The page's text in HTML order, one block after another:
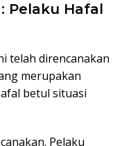
Pelaku Hafal
telah direncanakan
merupakan
betul situasi
Pelaku